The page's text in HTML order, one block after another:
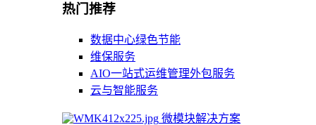
热门推荐
数据中心绿色节能
维保服务
AIO一站式运维管理外包服务
云与智能服务
微模块解决方案